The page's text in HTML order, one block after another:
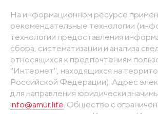
На информационном ресурсе
рекомендательные технологии
технологии предоставления
сбора, систематизации и анализа
относящихся к предпочтениям
"Интернет", находящихся на
Российской Федерации). Адрес
для направления юридически
info@amur.life. Общество с